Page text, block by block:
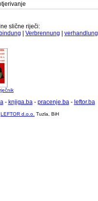
slične riječi:
Verbrennung verhandlung
- knjiga.ba- pracenje.ba- leftor.ba
LEFTOR d.o.o. Tuzla, BiH